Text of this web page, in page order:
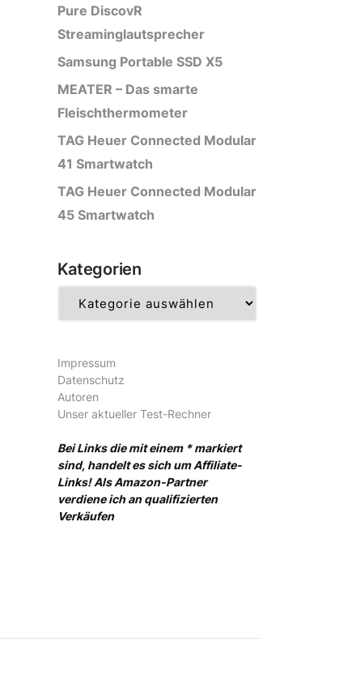
Pure DiscovR
Streaminglautsprecher
Samsung Portable SSD X5
MEATER – Das smarte
Fleischthermometer
TAG Heuer Connected Modular
41 Smartwatch
TAG Heuer Connected Modular
45 Smartwatch
Kategorien
Impressum
Datenschutz
Autoren
Unser aktueller Test-Rechner
Bei Links die mit einem * markiert
sind, handelt es sich um Affiliate-
Links! Als Amazon-Partner
verdiene ich an qualifizierten
Verkäufen